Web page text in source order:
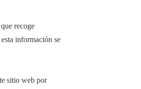
recoge
información se
sitio web por